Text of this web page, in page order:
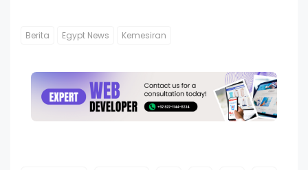
Berita Egypt News Kemesiran